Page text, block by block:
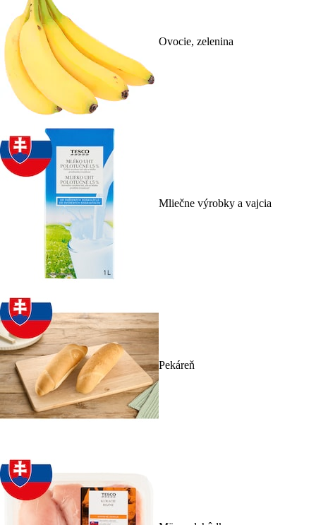
Ovocie, zelenina
Mliečne výrobky a vajcia
Pekáreň